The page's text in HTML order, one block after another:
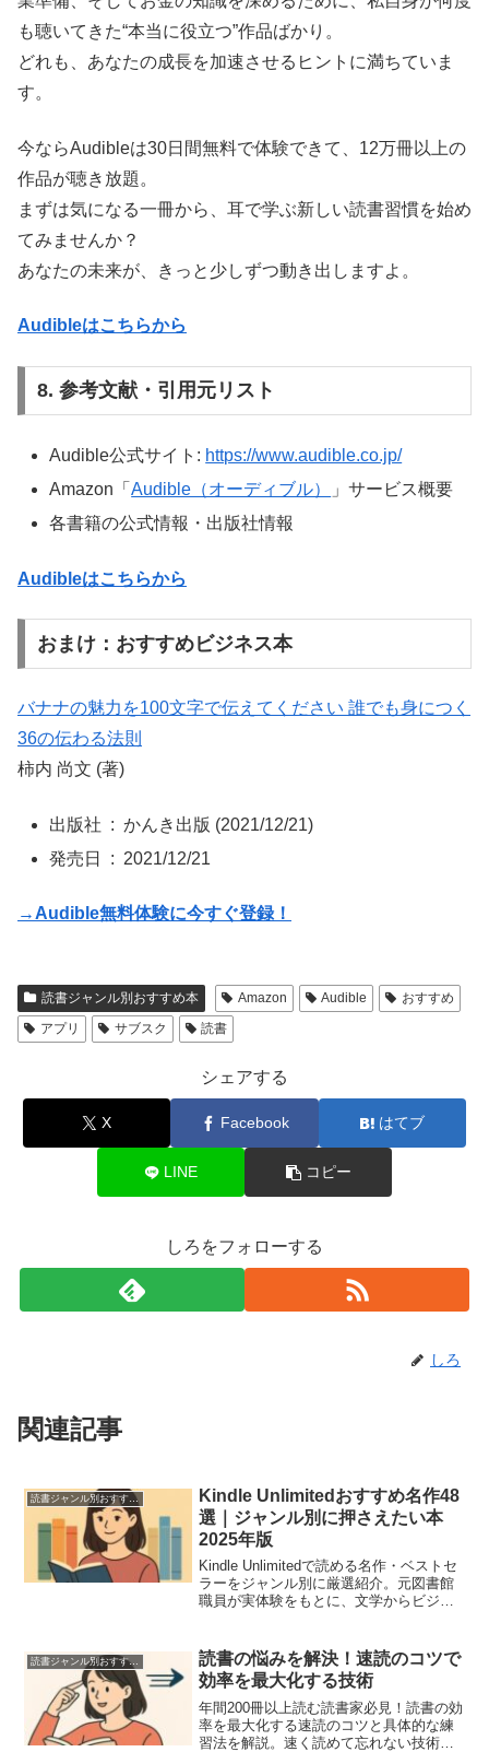
も聴いてきた“本当に役立つ”作品ばかり。
どれも、あなたの成長を加速させるヒントに満ちていま
す。
今ならAudibleは30日間無料で体験できて、12万冊以上の
作品が聴き放題。
まずは気になる一冊から、耳で学ぶ新しい読書習慣を始め
てみませんか？
あなたの未来が、きっと少しずつ動き出しますよ。
Audibleはこちらから
8. 参考文献・引用元リスト
Audible公式サイト: https://www.audible.co.jp/
Amazon「Audible（オーディブル）
」サービス概要
各書籍の公式情報・出版社情報
Audibleはこちらから
おまけ：おすすめビジネス本
バナナの魅力を100文字で伝えてください 誰でも身につく
36の伝わる法則
柿内 尚文 (著)
出版社 ‏ : ‎かんき出版 (2021/12/21)
発売日 ‏ : ‎ 2021/12/21
→ Audible無料体験に今すぐ登録！
読書ジャンル別おすすめ本 Amazon Audible
おすすめ
アプリ
サブスク 読書
シェアする
X Facebook はてブ
LINE コピー
しろをフォローする
しろ
関連記事
読書ジャンル別おすすめ本
Kindle Unlimitedおすすめ名作48
選｜ジャンル別に押さえたい本
2025年版
Kindle Unlimitedで読める名作・ベストセ
ラーをジャンル別に厳選紹介。元図書館
職員が実体験をもとに、文学からビジネ
っと豊かに。
読書ジャンル別おすすめ本
読書の悩みを解決！速読のコツで
効率を最大化する技術
年間200冊以上読む読書家必見！読書の効
率を最大化する速読のコツと具体的な練
習法を解説。速く読めて忘れない技術を